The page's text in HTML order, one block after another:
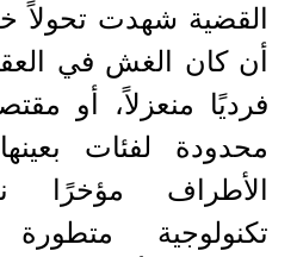
القضية شهدت تحولاً
أن كان الغش في
فرديًا منعزلاً، أو
محدودة لفئات
الأطراف مؤخرًا
تكنولوجية